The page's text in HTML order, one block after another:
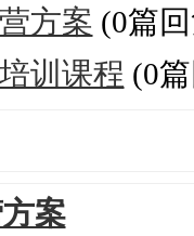
方案 (0篇
训课程 (0
案